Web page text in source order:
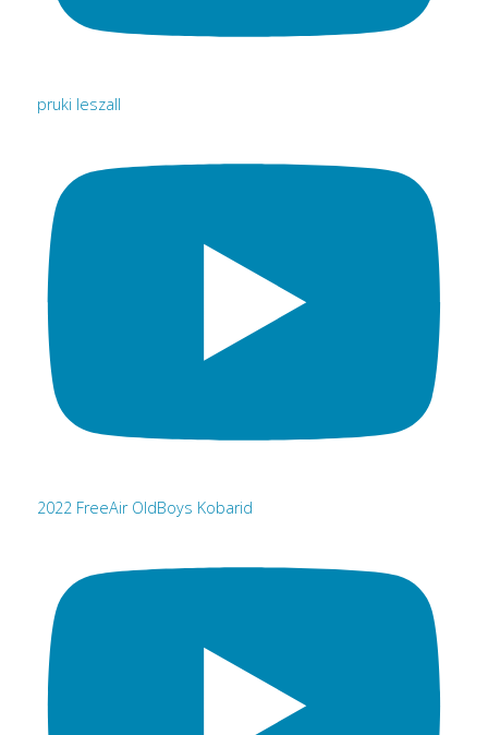
pruki leszall
2022 FreeAir OldBoys Kobarid